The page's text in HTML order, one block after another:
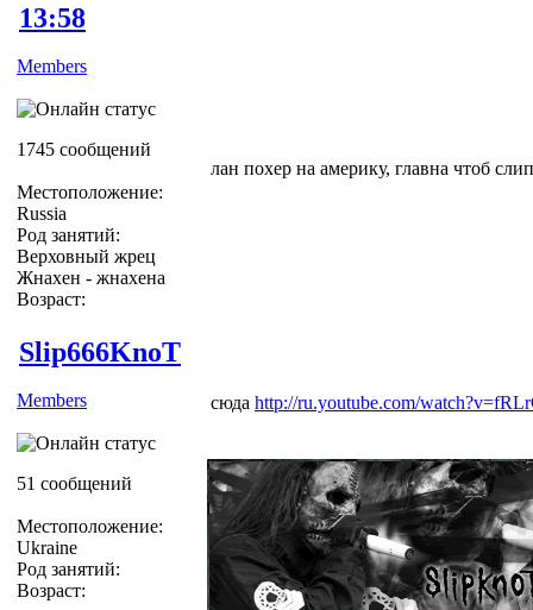
13:58
Members
1745 сообщений
Местоположение:
Russia
Род занятий:
Верховный жрец
Жнахен - жнахена
Возраст:
лан похер на америку, главна чтоб
Slip666KnoT
Members
51 сообщений
Местоположение:
Ukraine
Род занятий:
Возраст:
сюда http://ru.youtube.com/